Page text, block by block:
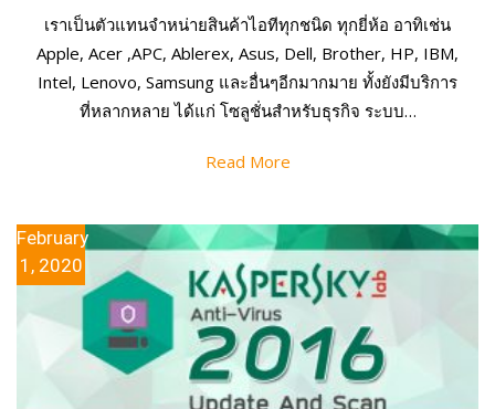
เราเป็นตัวแทนจำหน่ายสินค้าไอทีทุกชนิด ทุกยี่ห้อ อาทิเช่น
Apple, Acer ,APC, Ablerex, Asus, Dell, Brother, HP, IBM,
Intel, Lenovo, Samsung และอื่นๆอีกมากมาย ทั้งยังมีบริการ
ที่หลากหลาย ได้แก่ โซลูชั่นสำหรับธุรกิจ ระบบ…
Read More
February
1, 2020